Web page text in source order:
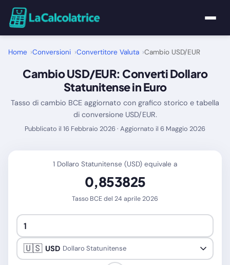
Home
Calcolatrici
Matematica
Utility
Home Conversioni Convertitore Valuta Cambio USD/EUR
Cambio USD/EUR: Converti Dollaro
Statunitense in Euro
Tasso di cambio BCE aggiornato con grafico storico e tabella
di conversione USD/EUR.
Pubblicato il 16 Febbraio 2026 · Aggiornato il 6 Maggio 2026
1 Dollaro Statunitense (USD) equivale a
0,853825
Tasso BCE del 24 aprile 2026
🇺🇸 USD Dollaro Statunitense